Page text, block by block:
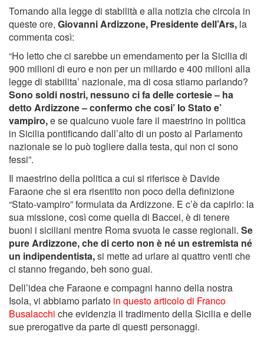
Tornando alla legge di stabilità e alla notizia che circola in
queste ore, Giovanni Ardizzone, Presidente dell’Ars, la
commenta così:
“Ho letto che ci sarebbe un emendamento per la Sicilia di
900 milioni di euro e non per un miliardo e 400 milioni alla
legge di stabilita’ nazionale, ma di cosa stiamo parlando?
Sono soldi nostri, nessuno ci fa delle cortesie – ha
detto Ardizzone – confermo che cosi’ lo Stato e’
vampiro,e se qualcuno vuole fare il maestrino in politica
in Sicilia pontificando dall’alto di un posto al Parlamento
nazionale se lo può togliere dalla testa, qui non ci sono
fessi”.
Il maestrino della politica a cui si riferisce è Davide
Faraone che si era risentito non poco della definizione
“Stato-vampiro” formulata da Ardizzone. E c’è da capirlo: la
sua missione, così come quella di Baccei, è di tenere
buoni i siciliani mentre Roma svuota le casse regionali. Se
pure Ardizzone, che di certo non è né un estremista né
un indipendentista,si mette ad urlare ai quattro venti che
ci stanno fregando, beh sono guai.
Dell’idea che Faraone e compagni hanno della nostra
Isola, vi abbiamo parlato in questo articolo di Franco
Busalacchi che evidenzia il tradimento della Sicilia e delle
sue prerogative da parte di questi personaggi.